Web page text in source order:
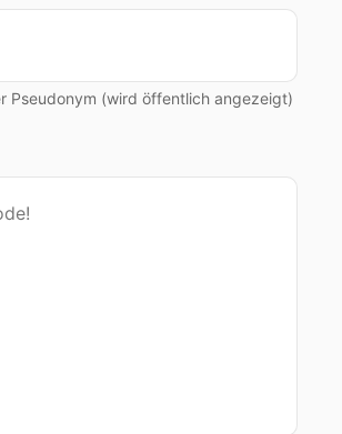
Pseudonym (wird öffentlich angezeigt)